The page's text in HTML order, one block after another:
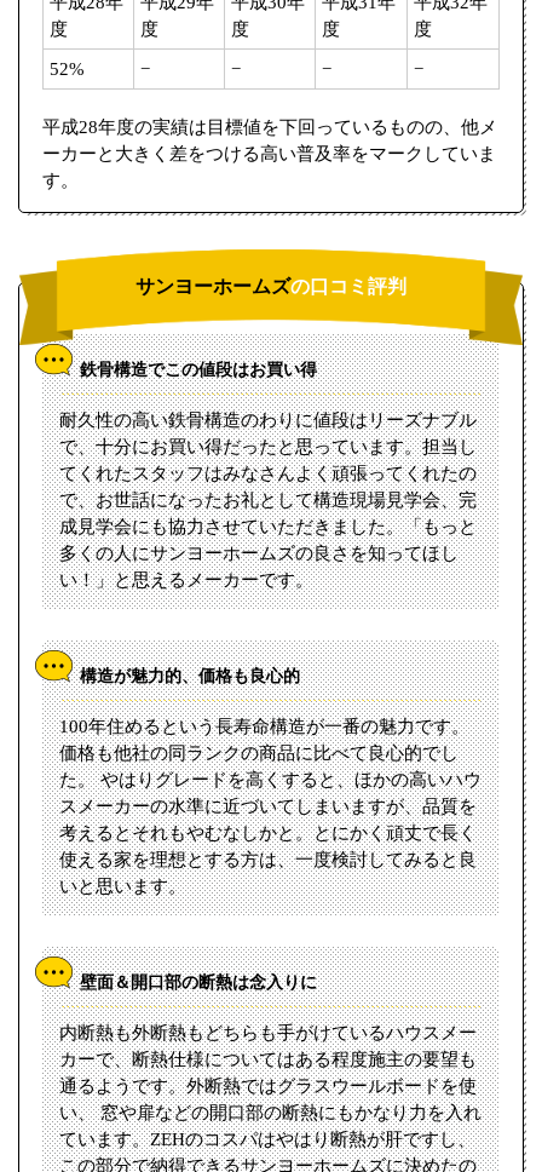
度
度
度
度
度
52% − − − −
平成28年度の実績は目標値を下回っているものの、他メ
ーカーと大きく差をつける高い普及率をマークしていま
す。
サンヨーホームズの口コミ評判
鉄骨構造でこの値段はお買い得
耐久性の高い鉄骨構造のわりに値段はリーズナブル
で、十分にお買い得だったと思っています。担当し
てくれたスタッフはみなさんよく頑張ってくれたの
で、お世話になったお礼として構造現場見学会、完
成見学会にも協力させていただきました。「もっと
多くの人にサンヨーホームズの良さを知ってほし
い！」と思えるメーカーです。
構造が魅力的、価格も良心的
100年住めるという長寿命構造が一番の魅力です。
価格も他社の同ランクの商品に比べて良心的でし
た。 やはりグレードを高くすると、ほかの高いハウ
スメーカーの水準に近づいてしまいますが、品質を
考えるとそれもやむなしかと。とにかく頑丈で長く
使える家を理想とする方は、一度検討してみると良
いと思います。
壁面＆開口部の断熱は念入りに
内断熱も外断熱もどちらも手がけているハウスメー
カーで、断熱仕様についてはある程度施主の要望も
通るようです。外断熱ではグラスウールボードを使
い、 窓や扉などの開口部の断熱にもかなり力を入れ
ています。ZEHのコスパはやはり断熱が肝ですし、
この部分で納得できるサンヨーホームズに決めたの